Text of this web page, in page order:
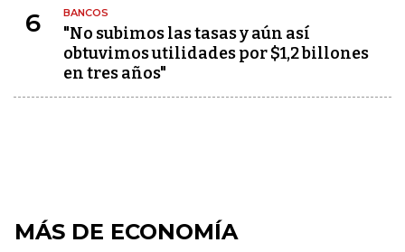
6 BANCOS
"No subimos las tasas y aún así
obtuvimos utilidades por $1,2 billones
en tres años"
MÁS DE ECONOMÍA